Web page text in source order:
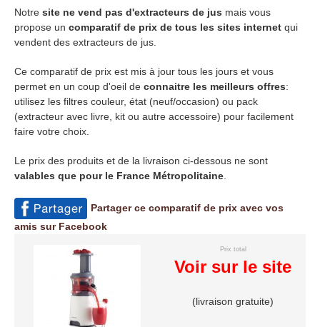
Notre site ne vend pas d'extracteurs de jus mais vous
propose un comparatif de prix de tous les sites internet qui
vendent des extracteurs de jus.
Ce comparatif de prix est mis à jour tous les jours et vous
permet en un coup d'oeil de connaitre les meilleurs offres:
utilisez les filtres couleur, état (neuf/occasion) ou pack
(extracteur avec livre, kit ou autre accessoire) pour facilement
faire votre choix.
Le prix des produits et de la livraison ci-dessous ne sont
valables que pour le France Métropolitaine
Partager ce comparatif de prix avec vos
amis sur Facebook
Prix total
Voir sur le site
(livraison gratuite)